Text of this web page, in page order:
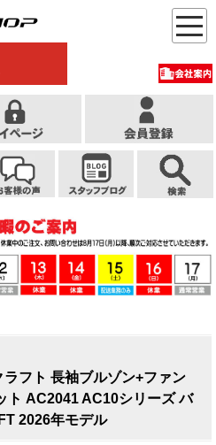
フト 長袖ブルゾン+ファン
ト AC2041 AC10シリーズ バ
2026年モデル